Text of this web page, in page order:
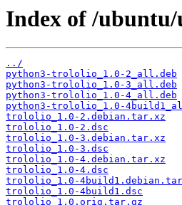
Index of /
../
python3-trololio_1.0-2_all.deb
python3-trololio_1.0-3_all.deb
python3-trololio_1.0-4_all.deb
python3-trololio_1.0-
trololio_1.0-2.debian.tar.xz
trololio_1.0-2.dsc
trololio_1.0-3.debian.tar.xz
trololio_1.0-3.dsc
trololio_1.0-4.debian.tar.xz
trololio_1.0-4.dsc
trololio_1.0-
trololio_1.0-4build1.dsc
trololio_1.0.orig.tar.gz